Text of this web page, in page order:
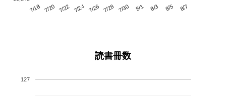
7/18 7/20 7/22 7/24 7/26 7/28 7/30 8/1 8/3 8/5 8/7
読書冊数
127